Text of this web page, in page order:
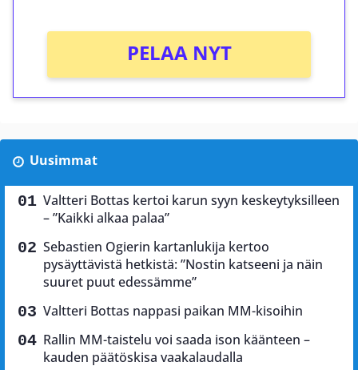
PELAA NYT
Uusimmat
Valtteri Bottas kertoi karun syyn keskeytyksilleen
– ”Kaikki alkaa palaa”
Sebastien Ogierin kartanlukija kertoo
pysäyttävistä hetkistä: ”Nostin katseeni ja näin
suuret puut edessämme”
Valtteri Bottas nappasi paikan MM-kisoihin
Rallin MM-taistelu voi saada ison käänteen –
kauden päätöskisa vaakalaudalla